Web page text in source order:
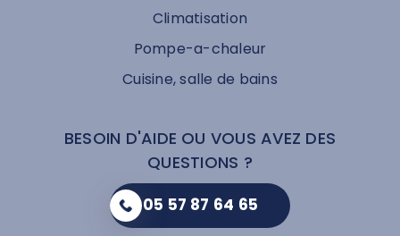
Climatisation
Pompe-a-chaleur
Cuisine, salle de bains
BESOIN D'AIDE OU VOUS AVEZ DES
QUESTIONS ?
05 57 87 64 65